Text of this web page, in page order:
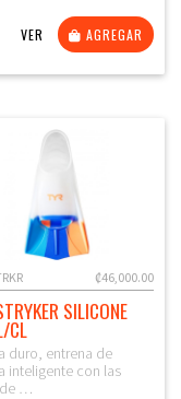
VER AGREGAR
₡46,000.00
SILICONE
CL
duro, entrena de
inteligente con las
…